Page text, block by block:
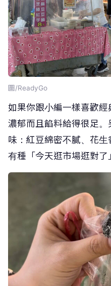
圖/ReadyGo
如果你跟小編一樣喜歡
濃郁而且餡料給得很足
味：紅豆綿密不膩、花
有種「今天逛市場逛對了